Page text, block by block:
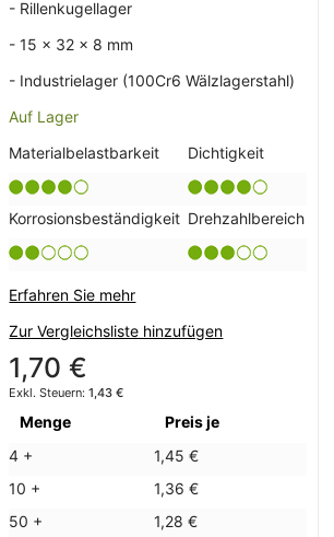
- Rillenkugellager
- 15 x 32 x 8 mm
- Industrielager (100Cr6 Wälzlagerstahl)
Auf Lager
Materialbelastbarkeit
Dichtigkeit
Korrosionsbeständigkeit Drehzahlbereich
Erfahren Sie mehr
Zur Vergleichsliste hinzufügen
1,70 €
1,43 €
Menge
Preis je
4 +
1,45 €
10 +
1,36 €
50 +
1,28 €